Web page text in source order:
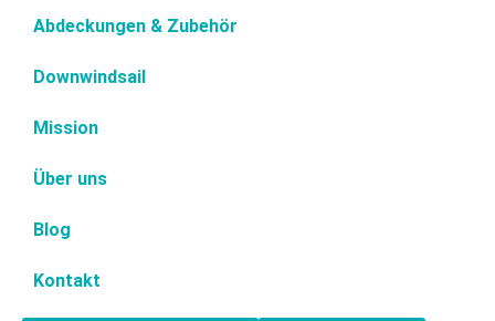
Abdeckungen & Zubehör
Downwindsail
Mission
Über uns
Blog
Kontakt